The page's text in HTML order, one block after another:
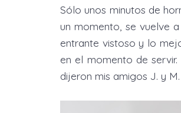
Sólo unos minutos de
un momento, se vuelve
entrante vistoso y lo
en el momento de
dijeron mis amigos J. y